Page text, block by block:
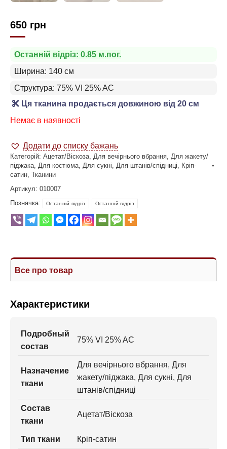
650 грн
Останній відріз: 0.85 м.пог.
Ширина: 140 см
Структура: 75% VI 25% AC
Ця тканина продається довжиною від 20 см
Немає в наявності
Додати до списку бажань
Категорій: Ацетат/Віскоза Для вечірнього вбрання Для жакету/
піджака Для костюма Для сукні Для штанів/спідниці
Кріп-
сатин Тканини
Артикул: 010007
Позначка:
Останній відріз Останній відріз
Все про товар
Характеристики
Подробный
состав
75% VI 25% AC
Назначение
ткани
Для вечірнього вбрання, Для
жакету/піджака, Для сукні, Для
штанів/спідниці
Состав
ткани
Ацетат/Віскоза
Тип ткани Кріп-сатин